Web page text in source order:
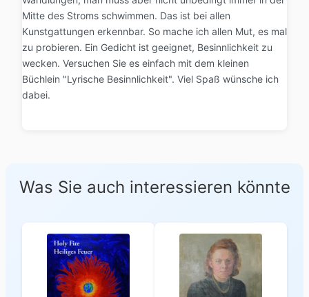
Mitte des Stroms schwimmen. Das ist bei allen
Kunstgattungen erkennbar. So mache ich allen Mut, es mal
zu probieren. Ein Gedicht ist geeignet, Besinnlichkeit zu
wecken. Versuchen Sie es einfach mit dem kleinen
Büchlein "Lyrische Besinnlichkeit". Viel Spaß wünsche ich
dabei.
Was Sie auch interessieren könnte